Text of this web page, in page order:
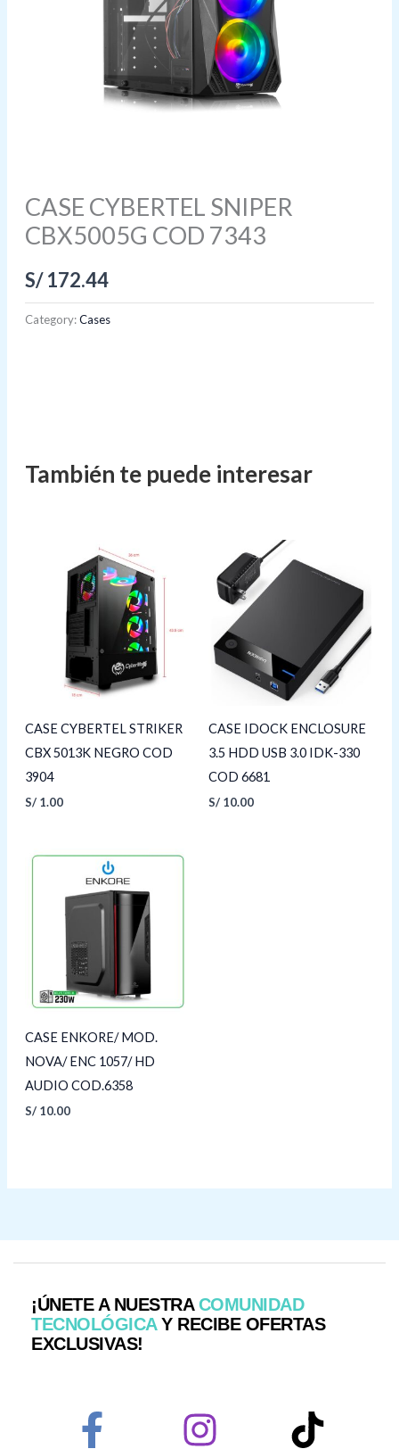
CASE CYBERTEL SNIPER
CBX5005G COD 7343
S/172.44
Category:Cases
CASE CYBERTEL STRIKER
CBX 5013K NEGRO COD
3904
S/1.00
CASE IDOCK ENCLOSURE
3.5 HDD USB 3.0 IDK-330
COD 6681
S/ 10.00
CASE ENKORE/ MOD.
NOVA/ ENC 1057/ HD
AUDIO COD.6358
S/10.00
¡ÚNETE A NUESTRACOMUNIDAD
TECNOLÓGICAY RECIBE OFERTAS
EXCLUSIVAS!